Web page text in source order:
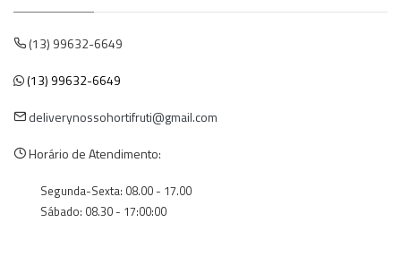
(13) 99632-6649
(13) 99632-6649
deliverynossohortifruti@gmail.com
Horário de Atendimento:
Segunda-Sexta: 08.00 - 17.00
Sábado: 08.30 - 17:00:00